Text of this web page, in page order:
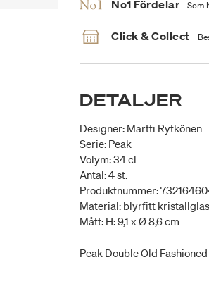
No1 Fördelar Som
Click & Collect
DETALJER
Designer: Martti Rytkönen
Serie: Peak
Volym: 34 cl
Antal: 4 st.
Produktnummer:
Material: blyrfitt kristallglas
Mått: H: 9,1 x Ø 8,6 cm
Peak Double Old